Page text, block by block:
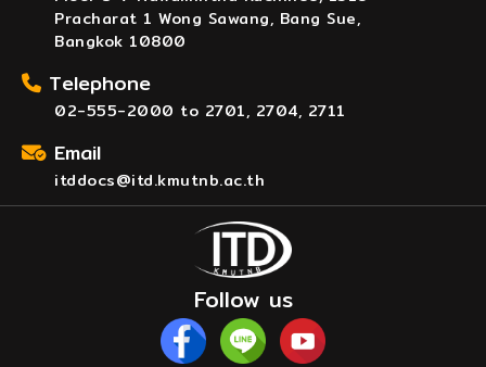
Pracharat 1 Wong Sawang, Bang Sue,
Bangkok 10800
Telephone
02-555-2000 to 2701, 2704, 2711
Email
itddocs@itd.kmutnb.ac.th
Follow us